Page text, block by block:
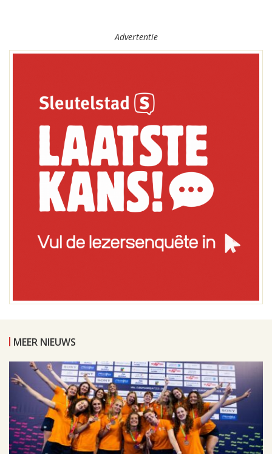
Advertentie
MEER NIEUWS